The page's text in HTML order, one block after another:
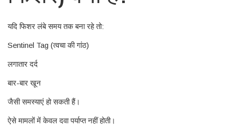
यदि फिशर लंबे समय तक बना रहे तो:
Sentinel Tag (त्वचा की गांठ)
लगातार दर्द
बार-बार खून
जैसी समस्याएं हो सकती हैं।
ऐसे मामलों में केवल दवा पर्याप्त नहीं होती।